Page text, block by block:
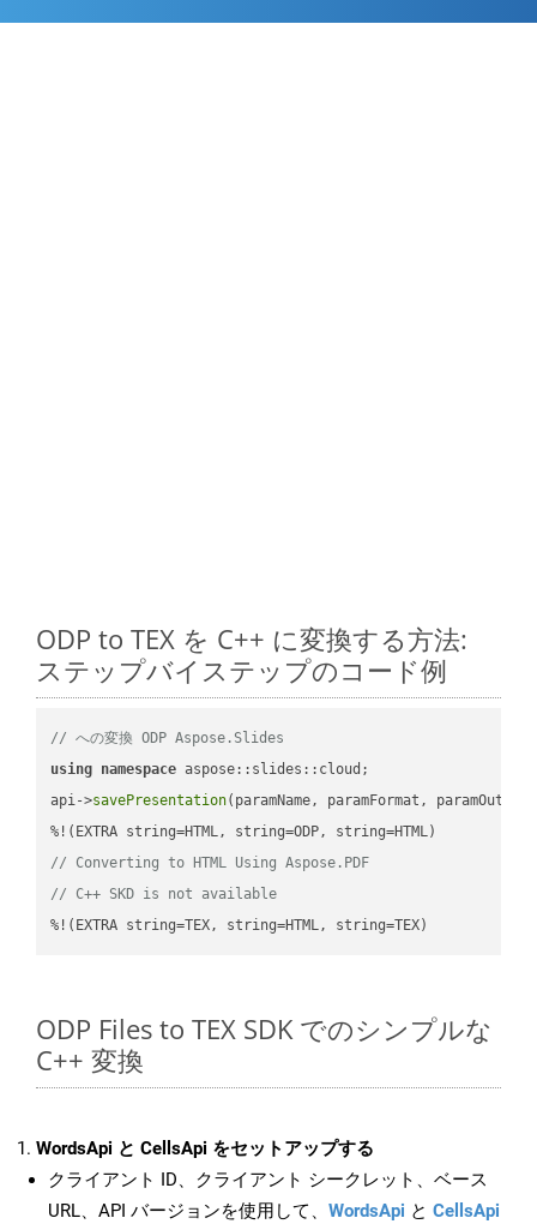
ODP to TEX を C++ に変換する方法:
ステップバイステップのコード例
// への変換 ODP Aspose.Slides
using namespace aspose::slides::cloud;
api->savePresentation(paramName, paramFormat,
// Converting to HTML Using Aspose.PDF
// C++ SKD is not available
%!(EXTRA string=TEX, string=HTML, string=TEX)
ODP Files to TEX SDK でのシンプルな
C++ 変換
WordsApi と CellsApi をセットアップする
クライアント ID、クライアント シークレット、ベース
URL、API バージョンを使用して、 WordsApi と CellsApi